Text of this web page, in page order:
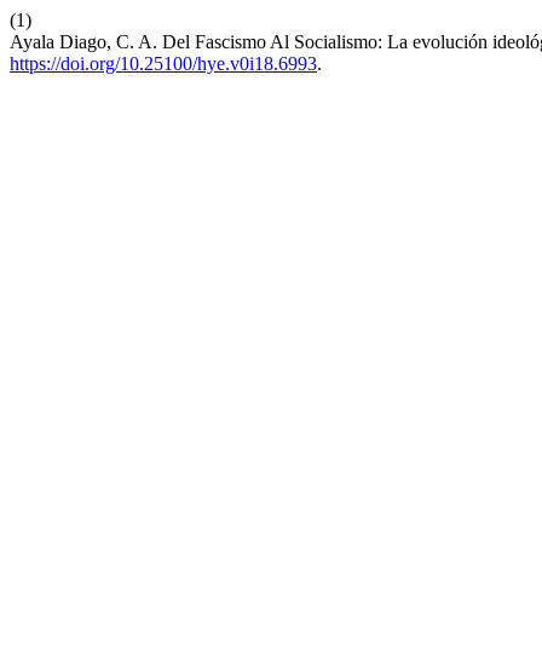
(1)
Ayala Diago, C. A. Del Fascismo Al Socialismo: La evolución
https://doi.org/10.25100/hye.v0i18.6993.